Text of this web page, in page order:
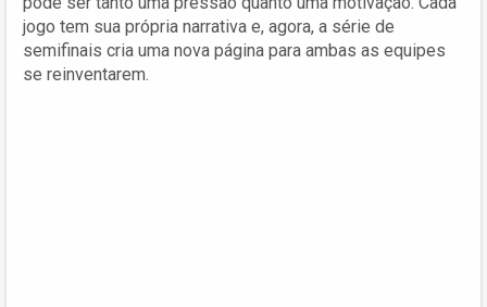
jogo tem sua própria narrativa e, agora, a série de
semifinais cria uma nova página para ambas as equipes
se reinventarem.